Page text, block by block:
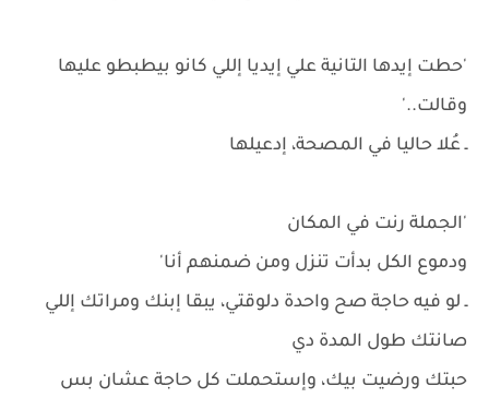
'حطت إيدها التانية علي إيديا إللي كانو بيطبطو عليها
وقالت..'
ـ عُلا حاليا في المصحة، إدعيلها
'الجملة رنت في المكان
ودموع الكل بدأت تنزل ومن ضمنهم أنا'
ـ لو فيه حاجة صح واحدة دلوقتي، يبقا إبنك ومراتك إللي
صانتك طول المدة دي
حبتك ورضيت بيك، وإستحملت كل حاجة عشان بس